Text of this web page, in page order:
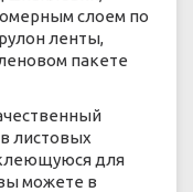
слоем по
ленты,
пакете
листовых
для
можете в